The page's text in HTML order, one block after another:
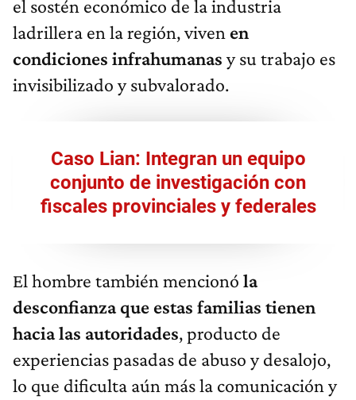
el sostén económico de la industria
ladrillera en la región, viven en
condiciones infrahumanas y su trabajo es
invisibilizado y subvalorado.
Caso Lian: Integran un equipo
conjunto de investigación con
fiscales provinciales y federales
El hombre también mencionó la
desconfianza que estas familias tienen
hacia las autoridades, producto de
experiencias pasadas de abuso y desalojo,
lo que dificulta aún más la comunicación y